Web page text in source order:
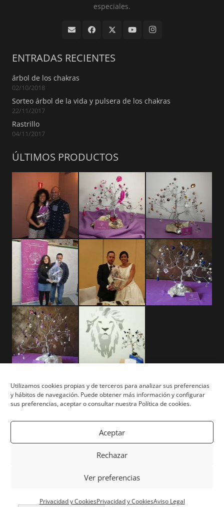
Utilizamos cookies propias y de terceros para analizar sus preferencias
y hábitos de navegación. Puede obtener más información y configurar
sus preferencias, aceptar o consultar nuestra Política de cookies.
Aceptar
Rechazar
Ver preferencias
Privacidad y CookiesPrivacidad y CookiesAviso Legal
especiales.
ENTRADAS RECIENTES
árbol de los chakras
02/10/2018
Sorteo árbol de la vida y pulsera de los chakras
22/11/2017
Rastrillo
04/11/2017
ÚLTIMOS PRODUCTOS
Aviso Legal
Privacidad y Cookies
Mapa del Sitio